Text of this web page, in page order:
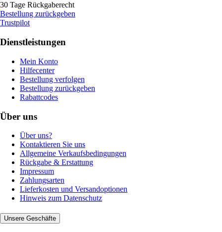
30 Tage Rückgaberecht
Bestellung zurückgeben
Trustpilot
Dienstleistungen
Mein Konto
Hilfecenter
Bestellung verfolgen
Bestellung zurückgeben
Rabattcodes
Über uns
Über uns?
Kontaktieren Sie uns
Allgemeine Verkaufsbedingungen
Rückgabe & Erstattung
Impressum
Zahlungsarten
Lieferkosten und Versandoptionen
Hinweis zum Datenschutz
Unsere Geschäfte